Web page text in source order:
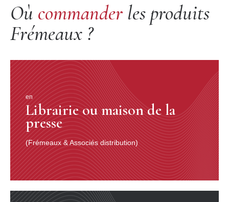
Où commander les produits
Frémeaux ?
en
Librairie ou maison de la
presse
(Frémeaux & Associés distribution)